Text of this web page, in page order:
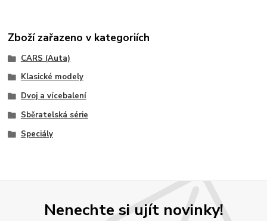
Zboží zařazeno v kategoriích
CARS (Auta)
Klasické modely
Dvoj a vícebalení
Sběratelská série
Speciály
Nenechte si ujít novinky!